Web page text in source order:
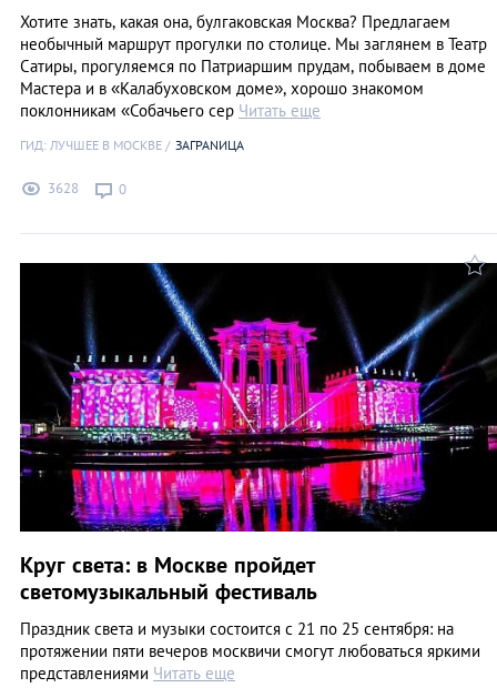
Хотите знать, какая она, булгаковская Москва? Предлагаем
необычный маршрут прогулки по столице. Мы заглянем в Театр
Сатиры, прогуляемся по Патриаршим прудам, побываем в доме
Мастера и в «Калабуховском доме», хорошо знакомом
поклонникам «Собачьего сер Читать еще
ГИД: ЛУЧШЕЕ В МОСКВЕ ЗАГРАNИЦА
3628 0
Круг света: в Москве пройдет
светомузыкальный фестиваль
Праздник света и музыки состоится с 21 по 25 сентября: на
протяжении пяти вечеров москвичи смогут любоваться яркими
представлениями Читать еще